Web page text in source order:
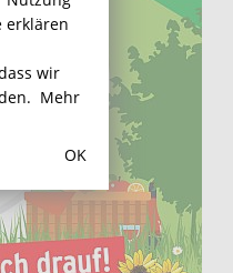
erklären
wir
Mehr
OK